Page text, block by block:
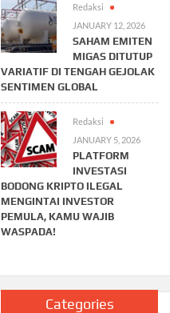
Redaksi
JANUARY 12, 2026
SAHAM EMITEN
MIGAS DITUTUP
VARIATIF DI TENGAH GEJOLAK
SENTIMEN GLOBAL
Redaksi
JANUARY 5, 2026
PLATFORM
INVESTASI
BODONG KRIPTO ILEGAL
MENGINTAI INVESTOR
PEMULA, KAMU WAJIB
WASPADA!
Categories